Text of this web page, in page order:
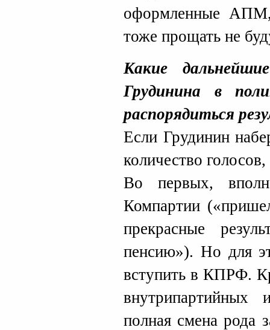
оформленные
тоже прощать не
Какие
Грудинина в
распорядиться
Если Грудинин
количество
Во первых,
Компартии
прекрасные
пенсию»). Но для
вступить в КПРФ.
внутрипартийных
полная смена рода